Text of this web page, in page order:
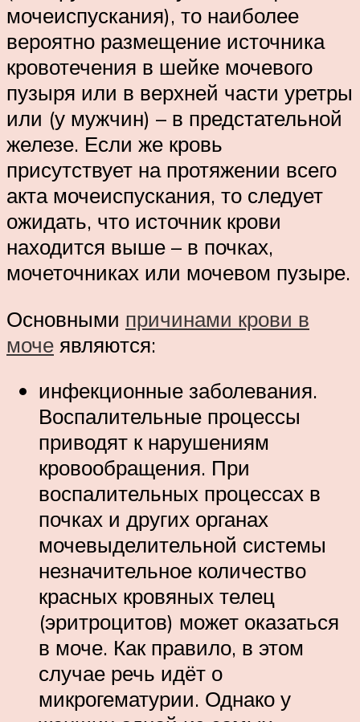
мочеиспускания), то наиболее
вероятно размещение источника
кровотечения в шейке мочевого
пузыря или в верхней части уретры
или (у мужчин) – в предстательной
железе. Если же кровь
присутствует на протяжении всего
акта мочеиспускания, то следует
ожидать, что источник крови
находится выше – в почках,
мочеточниках или мочевом пузыре.
Основными причинами крови в
моче являются:
инфекционные заболевания.
Воспалительные процессы
приводят к нарушениям
кровообращения. При
воспалительных процессах в
почках и других органах
мочевыделительной системы
незначительное количество
красных кровяных телец
(эритроцитов) может оказаться
в моче. Как правило, в этом
случае речь идёт о
микрогематурии. Однако у